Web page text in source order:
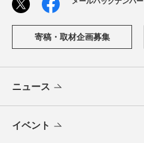
寄稿・取材企画募集
ニュース
イベント